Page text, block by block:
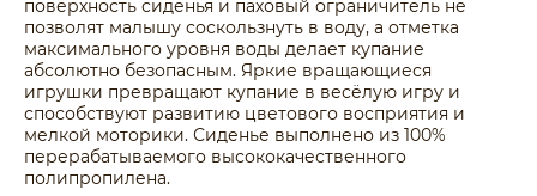
поверхность сиденья и паховый ограничитель не
позволят малышу соскользнуть в воду, а отметка
максимального уровня воды делает купание
абсолютно безопасным. Яркие вращающиеся
игрушки превращают купание в весёлую игру и
способствуют развитию цветового восприятия и
мелкой моторики. Сиденье выполнено из 100%
перерабатываемого высококачественного
полипропилена.